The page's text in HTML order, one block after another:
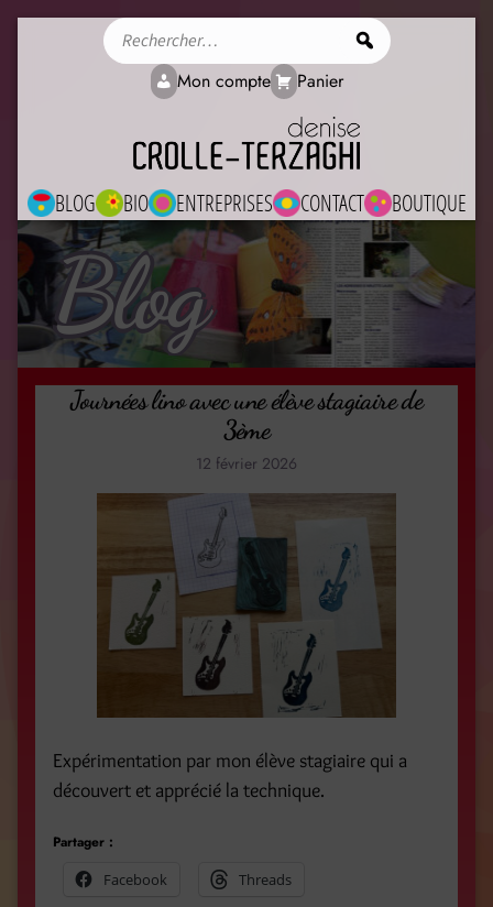
BLOG BIO ENTREPRISES CONTACT BOUTIQUE
Mon compte Panier
Blog
Journées lino avec une élève stagiaire de
3ème
12 février 2026
Expérimentation par mon élève stagiaire qui a
découvert et apprécié la technique.
Partager :
Facebook
Threads